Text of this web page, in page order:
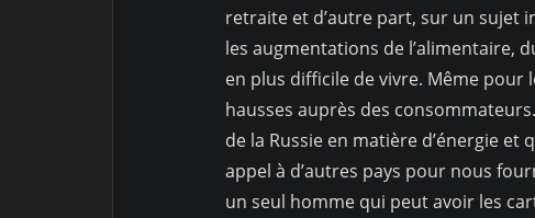
retraite et d’autre part, sur un sujet
les augmentations de l’alimentaire,
en plus difficile de vivre. Même
hausses auprès des
de la Russie en matière d’énergie et
appel à d’autres pays pour nous
un seul homme qui peut avoir les